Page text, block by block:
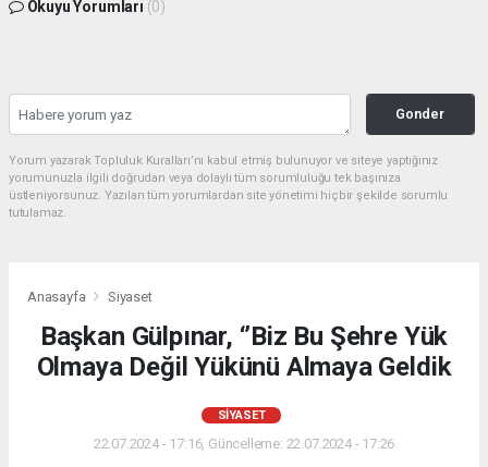
Okuyu Yorumları (0)
Gonder
Yorum yazarak Topluluk Kuralları’nı kabul etmiş bulunuyor ve siteye yaptığınız
yorumunuzla ilgili doğrudan veya dolaylı tüm sorumluluğu tek başınıza
üstleniyorsunuz. Yazılan tüm yorumlardan site yönetimi hiçbir şekilde sorumlu
tutulamaz.
Anasayfa Siyaset
Başkan Gülpınar, ‘’Biz Bu Şehre Yük
Olmaya Değil Yükünü Almaya Geldik
SIYASET
22.07.2024 - 17:16, Güncelleme: 22.07.2024 - 17:26